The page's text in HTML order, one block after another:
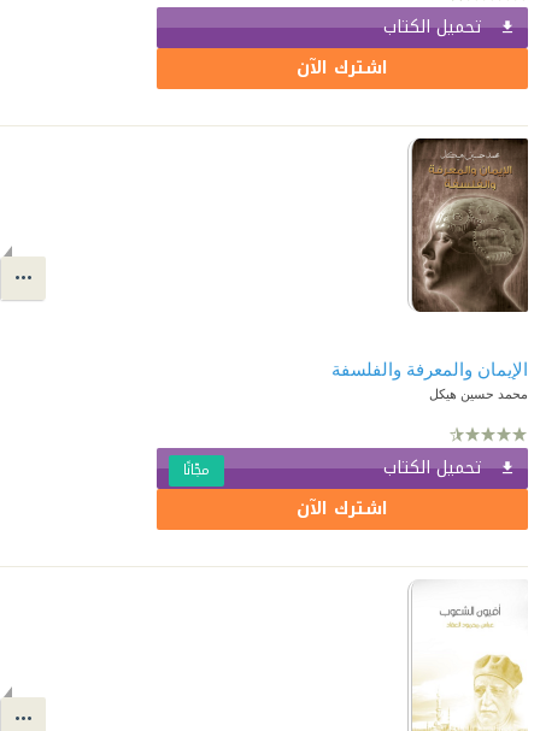
تحميل الكتاب
اشترك الآن
الإيمان والمعرفة والفلسفة
محمد حسين هيكل
تحميل الكتاب مجّانًا
اشترك الآن